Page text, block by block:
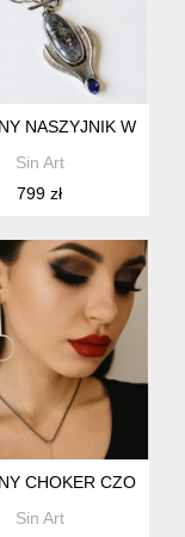
PIERŚCIONEK
NASZYJNIK
Sin Art
799 zł
CHOKER CZOKER
Sin Art